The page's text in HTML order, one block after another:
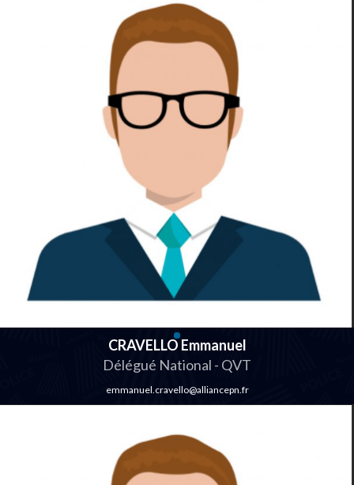
CRAVELLO Emmanuel
Délégué National - QVT
emmanuel.cravello@alliancepn.fr